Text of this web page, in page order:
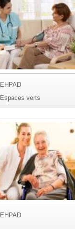
EHPAD
Espaces verts
EHPAD